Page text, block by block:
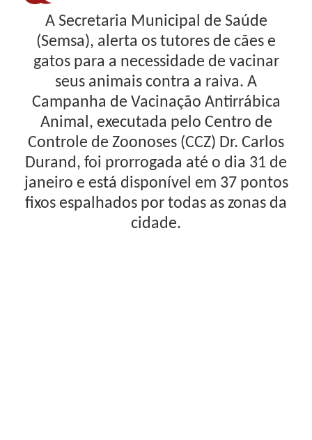
A Secretaria Municipal de Saúde
(Semsa), alerta os tutores de cães e
gatos para a necessidade de vacinar
seus animais contra a raiva. A
Campanha de Vacinação Antirrábica
Animal, executada pelo Centro de
Controle de Zoonoses (CCZ) Dr. Carlos
Durand, foi prorrogada até o dia 31 de
janeiro e está disponível em 37 pontos
fixos espalhados por todas as zonas da
cidade.